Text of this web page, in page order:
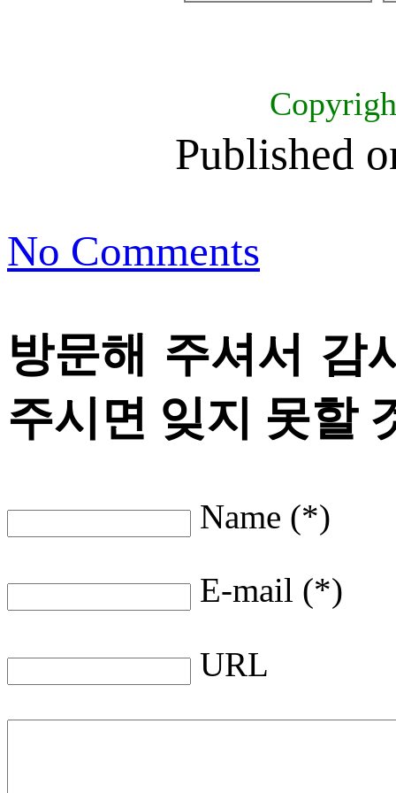
Published
No Comments
방문해 주셔서 감
주시면 잊지 못할
Name (*)
E-mail (*)
URL